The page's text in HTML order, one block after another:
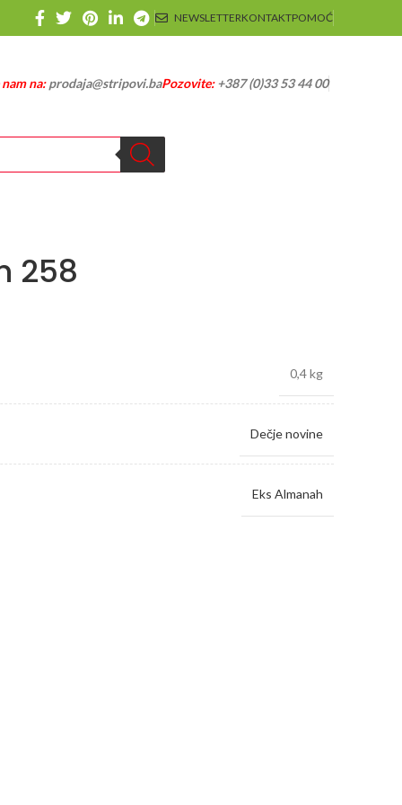
NEWSLETTERKONTAKTPOMOĆ
na:prodaja@stripovi.baPozovite:+387 (0)33 53 44 00
258
0,4 kg
Dečje novine
Eks Almanah